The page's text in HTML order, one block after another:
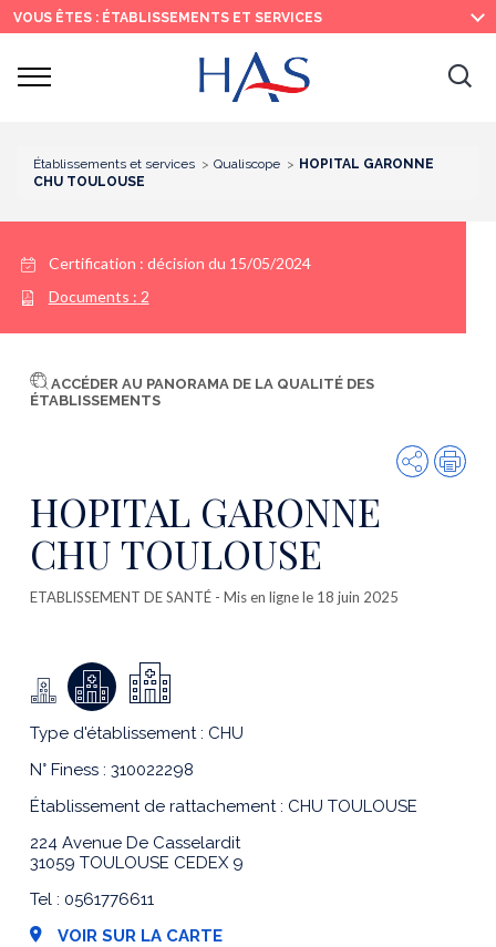
Recherche
Menu
principal
Contenu
principal
VOUS ÊTES : ÉTABLISSEMENTS ET SERVICES
Ouvrir
Établissements et services Qualiscope
HOPITAL GARONNE
CHU TOULOUSE
Certification : décision du 15/05/2024
Documents : 2
ACCÉDER AU PANORAMA DE LA QUALITÉ DES
ÉTABLISSEMENTS
Partager
HOPITAL GARONNE
CHU TOULOUSE
ETABLISSEMENT DE SANTÉ - Mis en ligne le 18 juin 2025
Type d'établissement : CHU
N° Finess : 310022298
Établissement de rattachement : CHU TOULOUSE
224 Avenue De Casselardit
31059 TOULOUSE CEDEX 9
Tel : 0561776611
VOIR SUR LA CARTE